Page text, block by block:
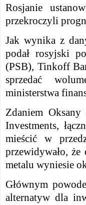
Rosjanie
przekroczyli
Jak wynika z
podał rosyjski
(PSB), Tinkoff
sprzedać
ministerstwa
Zdaniem
Investments,
mieścić w
przewidywało, że
metalu wyniesie
Głównym
alternatyw dla